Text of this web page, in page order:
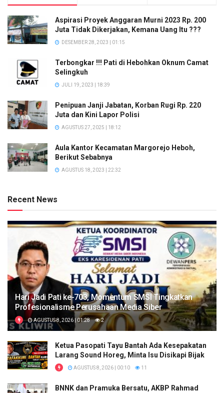
Aspirasi Proyek Anggaran Murni 2023 Rp. 200
Juta Tidak Dikerjakan, Kemana Uang Itu ???
DESEMBER 28, 2023 | 01:15
Terbongkar !!! Pati di Hebohkan Oknum Camat
Selingkuh
JULI 19, 2023 | 18:39
Penipuan Janji Jabatan, Korban Rugi Rp. 220
Juta dan Kini Lapor Polisi
AGUSTUS 27, 2025 | 18:12
Aula Kantor Kecamatan Margorejo Heboh,
Berikut Sebabnya
AGUSTUS 18, 2023 | 22:32
Recent News
Hari Jadi Pati ke-703, Momentum SMSI Tingkatkan
Profesionalisme Perusahaan Media Siber
AGUSTUS 8, 2026 | 01:28 2
Ketua Pasopati Tayu Bantah Ada Kesepakatan
Larang Sound Horeg, Minta Isu Disikapi Bijak
AGUSTUS 8, 2026 | 00:10 11
BNNK dan Pramuka Bersatu, AKBP Rahmad